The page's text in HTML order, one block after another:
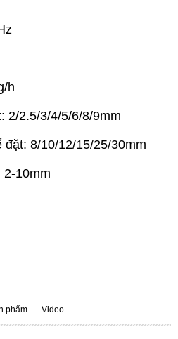
h
2/2.5/3/4/5/6/8/9mm
8/10/12/15/25/30mm
2-10mm
phẩm Video